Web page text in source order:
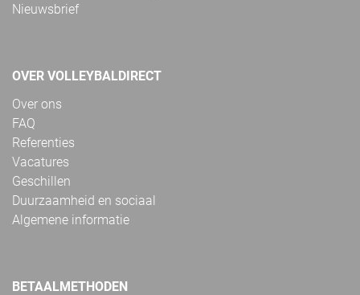
Nieuwsbrief
OVER VOLLEYBALDIRECT
Over ons
FAQ
Referenties
Vacatures
Geschillen
Duurzaamheid en sociaal
Algemene informatie
BETAALMETHODEN